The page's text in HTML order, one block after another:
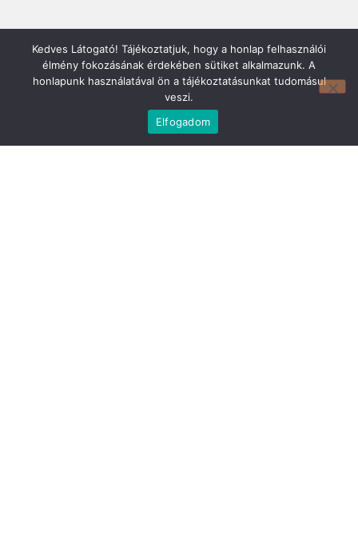
Mirland Lakberendezési Áruház:
7100 Szekszárd, Fáy András u. 29
H-P 9-17:30 Sz: 9-12
Kedves Látogató! Tájékoztatjuk, hogy a honlap felhasználói
élmény fokozásának érdekében sütiket alkalmazunk. A
honlapunk használatával ön a tájékoztatásunkat tudomásul
veszi.
Elfogadom